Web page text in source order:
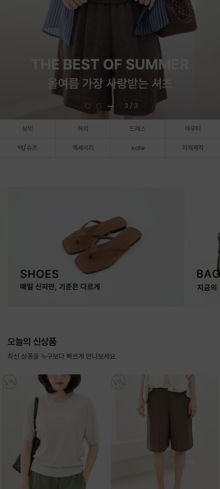
3 / 3
상의 하의 드레스 아우터
백/슈즈 액세서리 sale 자체제작
오늘의 신상품
최신 상품을 누구보다 빠르게 만나보세요